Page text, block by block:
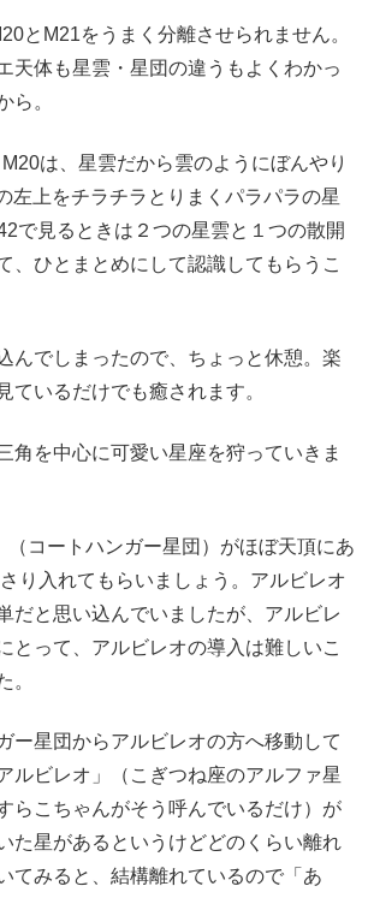
とM21をうまく分離させられません。
天体も星雲・星団の違うもよくわかっ
ら。
は、星雲だから雲のようにぼんやり
左上をチラチラとりまくパラパラの星
で見るときは２つの星雲と１つの散開
、ひとまとめにして認識してもらうこ
んでしまったので、ちょっと休憩。楽
ているだけでも癒されます。
角を中心に可愛い星座を狩っていきま
（コートハンガー星団）がほぼ天頂にあ
り入れてもらいましょう。アルビレオ
だと思い込んでいましたが、アルビレ
とって、アルビレオの導入は難しいこ
。
ー星団からアルビレオの方へ移動して
ルビレオ」（こぎつね座のアルファ星
らこちゃんがそう呼んでいるだけ）が
た星があるというけどどのくらい離れ
てみると、結構離れているので「あ